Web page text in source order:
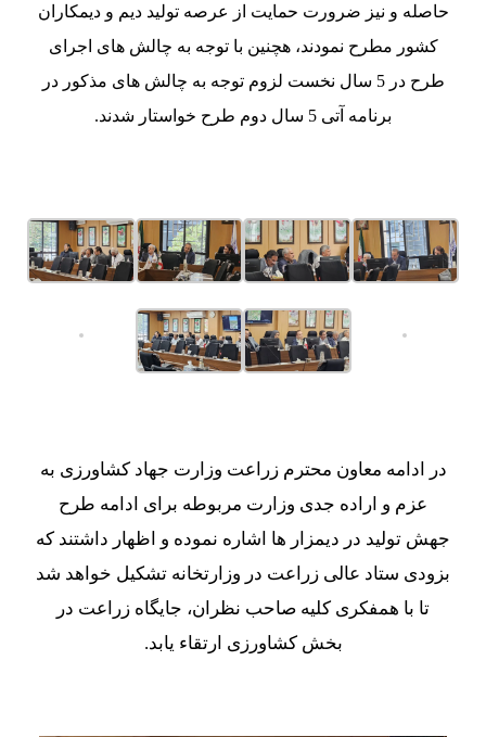
حاصله و نیز ضرورت حمایت از عرصه تولید دیم و دیمکاران
کشور مطرح نمودند، هچنین با توجه به چالش های اجرای
طرح در 5 سال نخست لزوم توجه به چالش های مذکور در
برنامه آتی 5 سال دوم طرح خواستار شدند.
در ادامه معاون محترم زراعت وزارت جهاد کشاورزی به
عزم و اراده جدی وزارت مربوطه برای ادامه طرح
جهش تولید در دیمزار ها اشاره نموده و اظهار داشتند که
بزودی ستاد عالی زراعت در وزارتخانه تشکیل خواهد شد
تا با همفکری کلیه صاحب نظران، جایگاه زراعت در
بخش کشاورزی ارتقاء یابد.